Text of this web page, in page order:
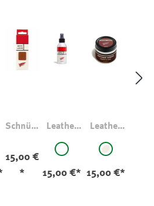
Schnürs
15,00 €
*
Leather
Farbe auswählen
original
15,00 €*
Leather
Farbenatur
15,00 €*